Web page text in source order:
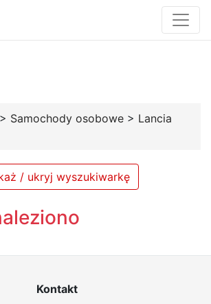
> Samochody osobowe > Lancia
/ ukryj wyszukiwarkę
Kontakt